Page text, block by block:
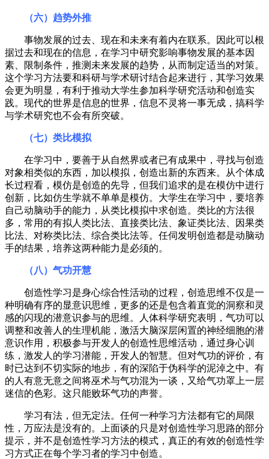
（六）趋势外推
事物发展的过去、现在和未来有着内在联系。因此可以根
据过去和现在的信息，在学习中研究影响事物发展的基本因
素、限制条件，推测未来发展的趋势，从而制定适当的对策。
这个学习方法要和科研与学术研讨结合起来进行，其学习效果
会更为明显，有利于推动大学生参加科学研究活动和创造实
践。现代的世界是信息的世界，信息不灵将一事无成，搞科学
与学术研究也不会有所突破。
（七）类比模拟
在学习中，要善于从自然界或者已有成果中，寻找与创造
对象相类似的东西，加以模拟，创造出新的东西来。从个体成
长过程看，模仿是创造的先导，但我们追求的是在模仿中进行
创新，比如仿生学就不单单是模仿。大学生在学习中，要培养
自己动脑动手的能力，从类比模拟中求创造。类比的方法很
多，常用的有拟人类比法、直接类比法、象证类比法、因果类
比法、对称类比法、综合类比法等。任伺发明创造都是动脑动
手的结果，培养这两种能力是必须的。
（八）气功开慧
创造性学习是身心综合性活动的过程，创造思维不仅是一
种明确有序的显意识思维，更多的还是包含着直觉的洞察和灵
感的闪现的潜意识参与的思维。人体科学研究表明，气功可以
调整和改善人的生理机能，激活大脑深层闲置的神经细胞的潜
意识作用，积极参与开发人的创造性思维活动，通过身心训
练，激发人的学习潜能，开发人的智慧。但对气功的评价，有
时已达到不切实际的地步，有的深陷于伪科学的泥淖之中。有
的人有意无意之间将巫术与气功混为一谈，又给气功罩上一层
迷信的色彩。这只能败坏气功的声誉。
学习有法，但无定法。任何一种学习方法都有它的局限
性，万应法是没有的。上面谈的只是对创造性学习思路的部分
提示，并不是创造性学习方法的模式，真正的有效的创造性学
习方式正在每个学习者的学习中创造。